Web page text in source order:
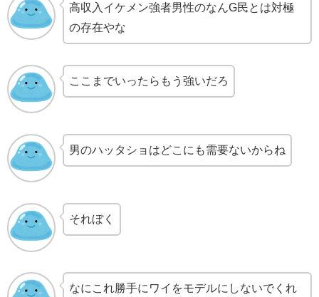
高収入イケメン強者男性のなんG民とは対極
の存在やな
ここまでいったらもう強いだろ
男のハッタショはどこにも需要ないからね
それぼく
なにこれ勝手にワイをモデルにしないでくれ